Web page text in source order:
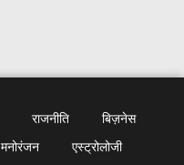
राजनीति
बिज़नेस
मनोरंजन
एस्ट्रोलोजी